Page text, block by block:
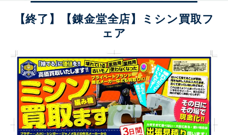
【終了】【錬金堂全店】ミシン買取フ
ェア